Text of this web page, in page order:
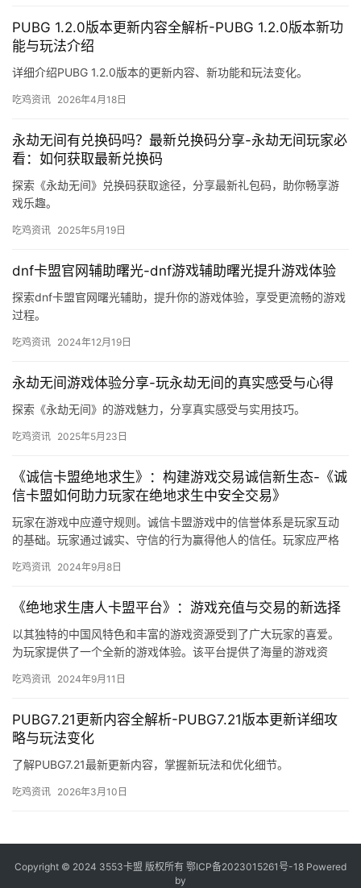
PUBG 1.2.0版本更新内容全解析-PUBG 1.2.0版本新功
能与玩法介绍
详细介绍PUBG 1.2.0版本的更新内容、新功能和玩法变化。
吃鸡资讯 2026年4月18日
永劫无间有兑换码吗？最新兑换码分享-永劫无间玩家必
看：如何获取最新兑换码
探索《永劫无间》兑换码获取途径，分享最新礼包码，助你畅享游
戏乐趣。
吃鸡资讯 2025年5月19日
dnf卡盟官网辅助曙光-dnf游戏辅助曙光提升游戏体验
探索dnf卡盟官网曙光辅助，提升你的游戏体验，享受更流畅的游戏
过程。
吃鸡资讯 2024年12月19日
永劫无间游戏体验分享-玩永劫无间的真实感受与心得
探索《永劫无间》的游戏魅力，分享真实感受与实用技巧。
吃鸡资讯 2025年5月23日
《诚信卡盟绝地求生》：构建游戏交易诚信新生态-《诚
信卡盟如何助力玩家在绝地求生中安全交易》
玩家在游戏中应遵守规则。诚信卡盟游戏中的信誉体系是玩家互动
的基础。玩家通过诚实、守信的行为赢得他人的信任。玩家应严格
吃鸡资讯 2024年9月8日
《绝地求生唐人卡盟平台》：游戏充值与交易的新选择
以其独特的中国风特色和丰富的游戏资源受到了广大玩家的喜爱。
为玩家提供了一个全新的游戏体验。该平台提供了海量的游戏资
吃鸡资讯 2024年9月11日
PUBG7.21更新内容全解析-PUBG7.21版本更新详细攻
略与玩法变化
了解PUBG7.21最新更新内容，掌握新玩法和优化细节。
吃鸡资讯 2026年3月10日
Copyright © 2024 3553卡盟 版权所有 鄂ICP备2023015261号-18 Powered
by